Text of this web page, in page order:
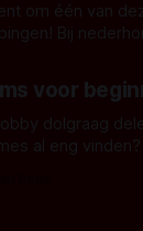
om één van
denk je al
Maar
een aantal
series uit het duistere of horrorgenre. Als
voor
dolgraag
al eng vinden?